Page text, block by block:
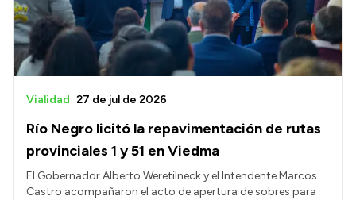
Río Negro licitó la repavimentación de rutas
provinciales 1 y 51 en Viedma
Vialidad 27 de jul de 2026
El Gobernador Alberto Weretilneck y el Intendente Marcos
Castro acompañaron el acto de apertura de sobres para